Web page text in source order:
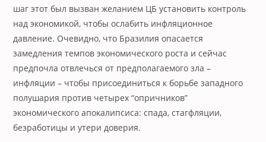
шаг этот был вызван желанием ЦБ установить контроль
над экономикой, чтобы ослабить инфляционное
давление. Очевидно, что Бразилия опасается
замедления темпов экономического роста и сейчас
предпочла отвлечься от предполагаемого зла –
инфляции – чтобы присоединиться к борьбе западного
полушария против четырех “опричников”
экономического апокалипсиса: спада, стагфляции,
безработицы и утери доверия.